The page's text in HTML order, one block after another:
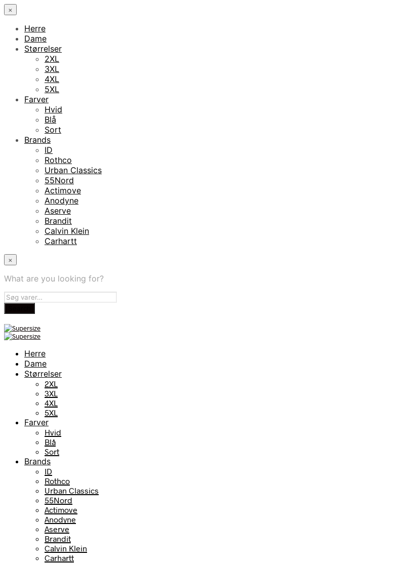
×
Herre
Dame
Størrelser
2XL
3XL
4XL
5XL
Farver
Hvid
Blå
Sort
Brands
ID
Rothco
Urban Classics
55Nord
Actimove
Anodyne
Aserve
Brandit
Calvin Klein
Carhartt
×
What are you looking for?
Herre
Dame
Størrelser
2XL
3XL
4XL
5XL
Farver
Hvid
Blå
Sort
Brands
ID
Rothco
Urban Classics
55Nord
Actimove
Anodyne
Aserve
Brandit
Calvin Klein
Carhartt